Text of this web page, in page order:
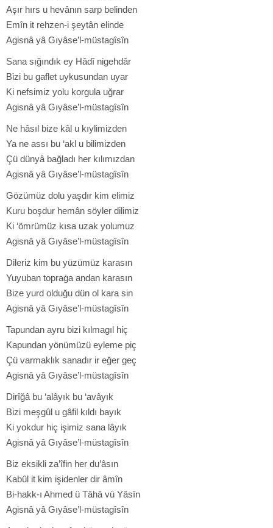
Aşır hırs u hevânın sarp belinden
Emîn it rehzen-i şeytân elinde
Agisnâ yâ Gıyâse’l-müstagîsîn
Sana sığındık ey Hâdî nigehdâr
Bizi bu gaflet uykusundan uyar
Ki nefsimiz yolu korgula uğrar
Agisnâ yâ Gıyâse’l-müstagîsîn
Ne hâsıl bize kâl u kıylimizden
Ya ne assı bu ‘akl u bilimizden
Çü dünyâ bağladı her kılımızdan
Agisnâ yâ Gıyâse’l-müstagîsîn
Gözümüz dolu yaşdır kim elimiz
Kuru boşdur hemân söyler dilimiz
Ki ‘ömrümüz kısa uzak yolumuz
Agisnâ yâ Gıyâse’l-müstagîsîn
Dileriz kim bu yüzümüz karasın
Yuyuban topraġa andan karasın
Bize yurd olduğu dün ol kara sin
Agisnâ yâ Gıyâse’l-müstagîsîn
Tapundan ayru bizi kılmagıl hiç
Kapundan yönümüzü eyleme piç
Çü varmaklık sanadır ir eğer geç
Agisnâ yâ Gıyâse’l-müstagîsîn
Dirîğâ bu ‘alâyık bu ‘avâyık
Bizi meşgûl u gâfil kıldı bayık
Ki yokdur hiç işimiz sana lâyık
Agisnâ yâ Gıyâse’l-müstagîsîn
Biz eksikli za’îfin her du’âsın
Kabûl it kim işidenler dir âmîn
Bi-hakk-ı Ahmed ü Tâhâ vü Yâsîn
Agisnâ yâ Gıyâse’l-müstagîsîn